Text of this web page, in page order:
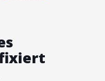
fixiert